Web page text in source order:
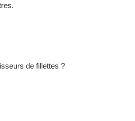
de fillettes ?